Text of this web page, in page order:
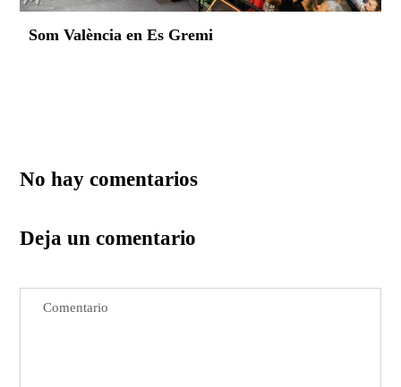
Som València en Es Gremi
No hay comentarios
Deja un comentario